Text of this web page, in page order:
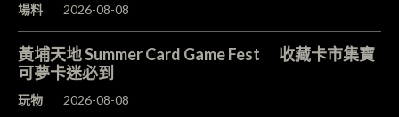
場料 2026-08-08
黃埔天地 Summer Card Game Fest 收藏卡市集寶
可夢卡迷必到
玩物 2026-08-08